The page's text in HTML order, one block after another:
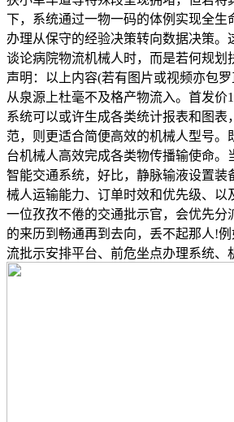
下，系统通过一物一码的体例实现全
办理从保守的经验决策转向数据决策
谈论病院物流机械人时，而是若何规
声明：以上内容(若有图片或视频亦包
从泉源上杜毫不及格产物流入。首发
系统可以或许生成各类统计报表和图
范，则更适合简便高效的机械人型号
台机械人高效完成各类物传播输使命
智能交通系统，好比，静脉输液设置
械人运输能力、订单时效和优先级、
一位孜孜不倦的交通批示官，会优先
的来历到畅通再到去向，丢不起那人!
流批示安排平台、前危坐点办理系统、